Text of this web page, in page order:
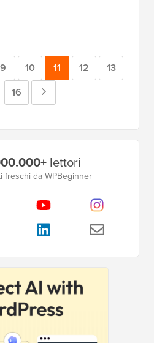
Pagina
9 Pagina
10 Pagina
11 Pagina
12 Pagina
13
Pagina
16
lettori
freschi da WPBeginner